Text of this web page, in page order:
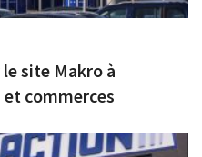
site Makro à
et commerces